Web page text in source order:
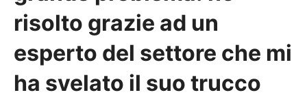
risolto grazie ad un
esperto del settore che mi
ha svelato il suo trucco